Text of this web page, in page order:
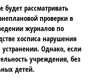
рассматривать
проверки в
журналов по
хосписа нарушения
Однако, если
учреждения, без
детей.